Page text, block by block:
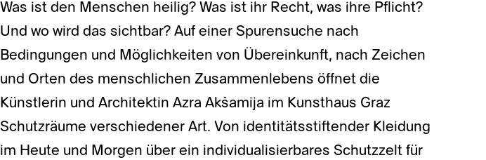
Was ist den Menschen heilig? Was ist ihr Recht, was ihre Pflicht?
Und wo wird das sichtbar? Auf einer Spurensuche nach
Bedingungen und Möglichkeiten von Übereinkunft, nach Zeichen
und Orten des menschlichen Zusammenlebens öffnet die
Künstlerin und Architektin Azra Akšamija im Kunsthaus Graz
Schutzräume verschiedener Art. Von identitätsstiftender Kleidung
im Heute und Morgen über ein individualisierbares Schutzzelt für